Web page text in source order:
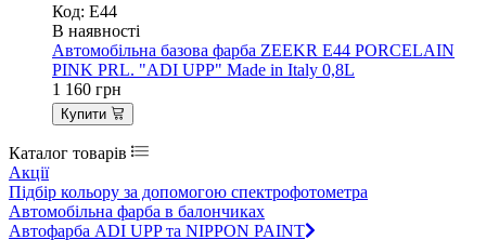
Код: E44
В наявності
Автомобільна базова фарба ZEEKR E44 PORCELAIN
PINK PRL. "ADI UPP" Made in Italy 0,8L
1 160 грн
Купити
Каталог товарів
Акції
Підбір кольору за допомогою спектрофотометра
Автомобільна фарба в балончиках
Автофарба ADI UPP та NIPPON PAINT